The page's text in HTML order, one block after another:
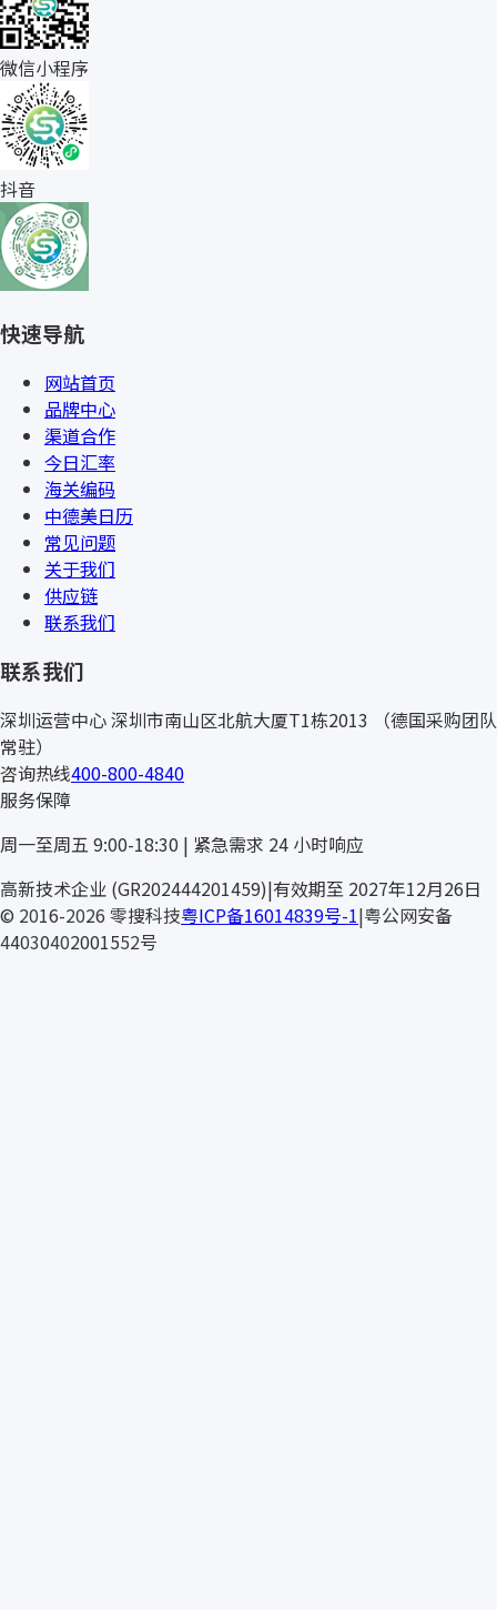
微信小程序
抖音
快速导航
网站首页
品牌中心
渠道合作
今日汇率
海关编码
中德美日历
常见问题
关于我们
供应链
联系我们
联系我们
深圳运营中心深圳市南山区北航大厦T1栋2013
（德国采购团队
常驻）
咨询热线400-800-4840
服务保障
周一至周五 9:00-18:30 | 紧急需求 24 小时响应
高新技术企业 (GR202444201459)|有效期至 2027年12月26日
© 2016-2026 零搜科技粤ICP备16014839号-1|粤公网安备
44030402001552号